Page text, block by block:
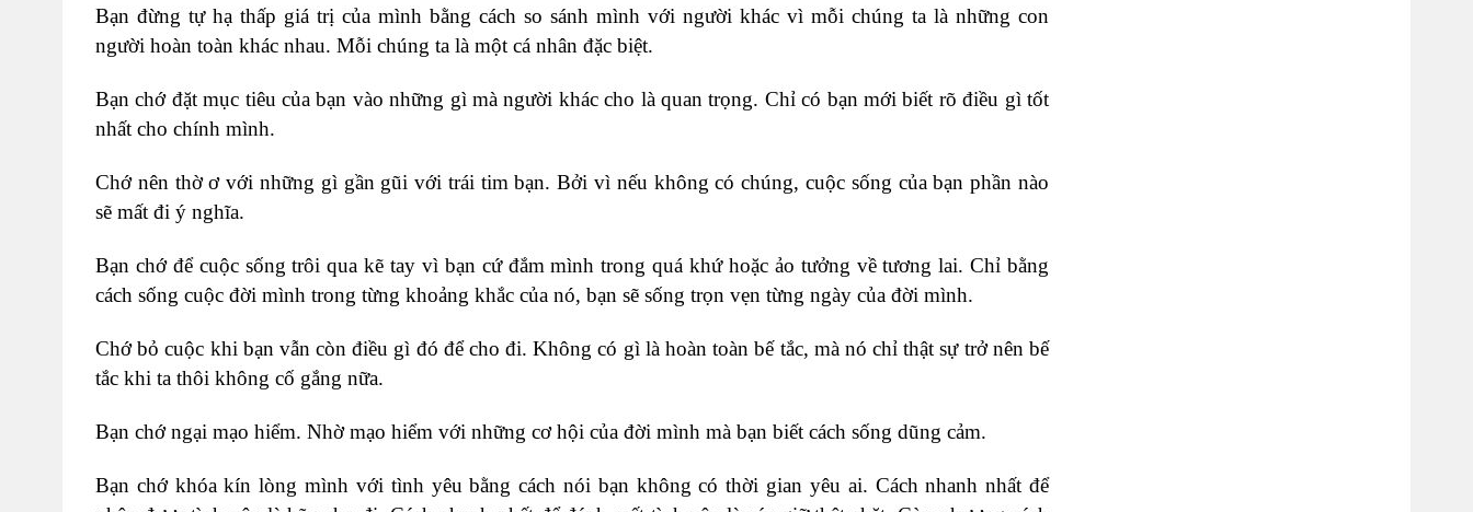
Bạn đừng tự hạ thấp giá trị của mình bằng cách so sánh mình với người khác vì mỗi chúng ta là những con
người hoàn toàn khác nhau. Mỗi chúng ta là một cá nhân đặc biệt.
Bạn chớ đặt mục tiêu của bạn vào những gì mà người khác cho là quan trọng. Chỉ có bạn mới biết rõ điều gì tốt
nhất cho chính mình.
Chớ nên thờ ơ với những gì gần gũi với trái tim bạn. Bởi vì nếu không có chúng, cuộc sống của bạn phần nào
sẽ mất đi ý nghĩa.
Bạn chớ để cuộc sống trôi qua kẽ tay vì bạn cứ đắm mình trong quá khứ hoặc ảo tưởng về tương lai. Chỉ bằng
cách sống cuộc đời mình trong từng khoảng khắc của nó, bạn sẽ sống trọn vẹn từng ngày của đời mình.
Chớ bỏ cuộc khi bạn vẫn còn điều gì đó để cho đi. Không có gì là hoàn toàn bế tắc, mà nó chỉ thật sự trở nên bế
tắc khi ta thôi không cố gắng nữa.
Bạn chớ ngại mạo hiểm. Nhờ mạo hiểm với những cơ hội của đời mình mà bạn biết cách sống dũng cảm.
Bạn chớ khóa kín lòng mình với tình yêu bằng cách nói bạn không có thời gian yêu ai. Cách nhanh nhất để